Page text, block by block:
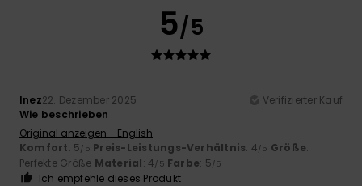
5/5
Inez22. Dezember 2025
Verifizierter Kauf
Wie beschrieben
Original anzeigen - English
Komfort: 5/5 Preis-Leistungs-Verhältnis: 4/5 Größe:
Perfekte Größe Material: 4/5 Farbe: 5/5
Ich empfehle dieses Produkt